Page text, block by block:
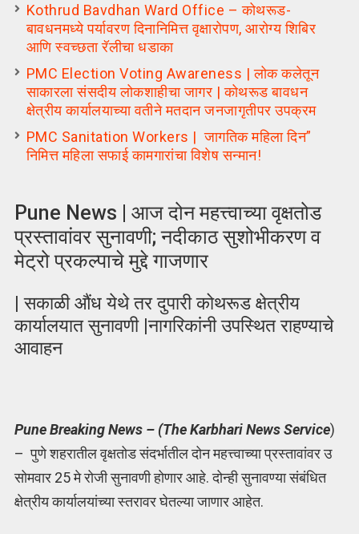
Kothrud Bavdhan Ward Office – कोथरूड-
बावधनमध्ये पर्यावरण दिनानिमित्त वृक्षारोपण, आरोग्य शिबिर
आणि स्वच्छता रॅलीचा धडाका
PMC Election Voting Awareness | लोक कलेतून
साकारला संसदीय लोकशाहीचा जागर | कोथरूड बावधन
क्षेत्रीय कार्यालयाच्या वतीने मतदान जनजागृतीपर उपक्रम
PMC Sanitation Workers | जागतिक महिला दिन”
निमित्त महिला सफाई कामगारांचा विशेष सन्मान!
Pune News | आज दोन महत्त्वाच्या वृक्षतोड
प्रस्तावांवर सुनावणी; नदीकाठ सुशोभीकरण व
मेट्रो प्रकल्पाचे मुद्दे गाजणार
| सकाळी औंध येथे तर दुपारी कोथरूड क्षेत्रीय
कार्यालयात सुनावणी |नागरिकांनी उपस्थित राहण्याचे
आवाहन
Pune Breaking News – (The Karbhari News Service)
– पुणे शहरातील वृक्षतोड संदर्भातील दोन महत्त्वाच्या प्रस्तावांवर उ
सोमवार 25 मे रोजी सुनावणी होणार आहे. दोन्ही सुनावण्या संबंधित
क्षेत्रीय कार्यालयांच्या स्तरावर घेतल्या जाणार आहेत.